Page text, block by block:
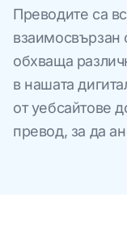
Преводите са
взаимосвързан
обхваща
в нашата
от уебсайтове
превод, за да